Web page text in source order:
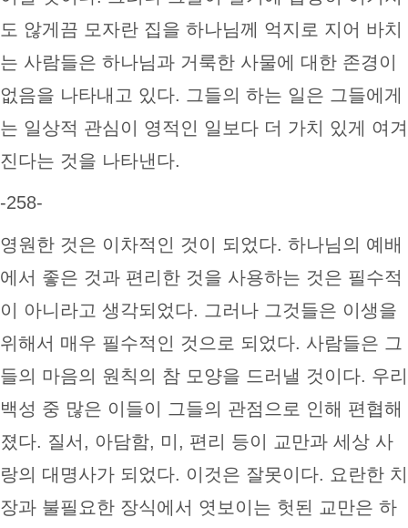
도 않게끔 모자란 집을 하나님께 억지로 지어 바치
는 사람들은 하나님과 거룩한 사물에 대한 존경이
없음을 나타내고 있다. 그들의 하는 일은 그들에게
는 일상적 관심이 영적인 일보다 더 가치 있게 여겨
진다는 것을 나타낸다.
-258-
영원한 것은 이차적인 것이 되었다. 하나님의 예배
에서 좋은 것과 편리한 것을 사용하는 것은 필수적
이 아니라고 생각되었다. 그러나 그것들은 이생을
위해서 매우 필수적인 것으로 되었다. 사람들은 그
들의 마음의 원칙의 참 모양을 드러낼 것이다. 우리
백성 중 많은 이들이 그들의 관점으로 인해 편협해
졌다. 질서, 아담함, 미, 편리 등이 교만과 세상 사
랑의 대명사가 되었다. 이것은 잘못이다. 요란한 치
장과 불필요한 장식에서 엿보이는 헛된 교만은 하